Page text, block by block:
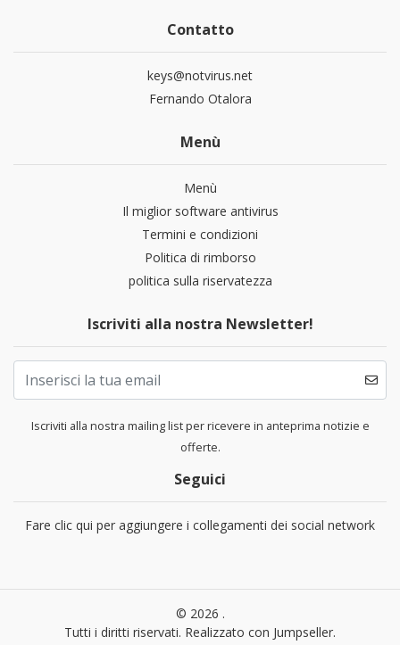
Contatto
keys@notvirus.net
Fernando Otalora
Menù
Menù
Il miglior software antivirus
Termini e condizioni
Politica di rimborso
politica sulla riservatezza
Iscriviti alla nostra Newsletter!
Iscriviti alla nostra mailing list per ricevere in anteprima notizie e
offerte.
Seguici
Fare clic qui per aggiungere i collegamenti dei social network
© 2026 .
Tutti i diritti riservati. Realizzato con Jumpseller.